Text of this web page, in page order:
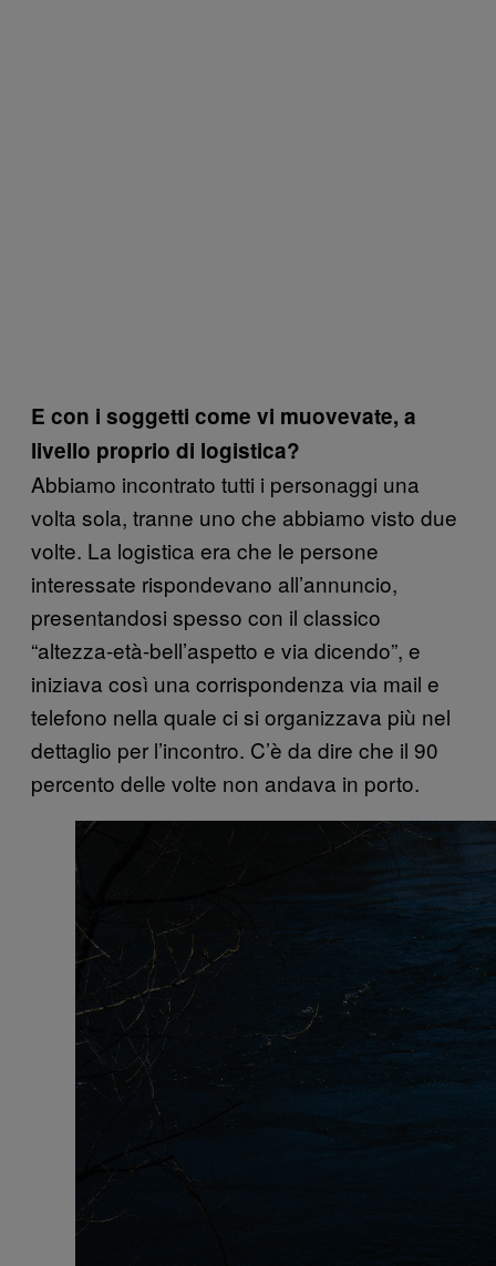
E con i soggetti come vi muovevate, a
livello proprio di logistica?
Abbiamo incontrato tutti i personaggi una
volta sola, tranne uno che abbiamo visto due
volte. La logistica era che le persone
interessate rispondevano all’annuncio,
presentandosi spesso con il classico
“altezza-età-bell’aspetto e via dicendo”, e
iniziava così una corrispondenza via mail e
telefono nella quale ci si organizzava più nel
dettaglio per l’incontro. C’è da dire che il 90
percento delle volte non andava in porto.